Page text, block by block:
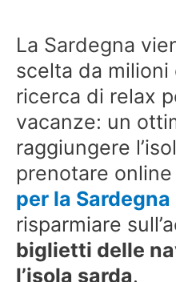
La Sardegna
scelta da
ricerca di relax
vacanze: un
raggiungere
prenotare
per la Sardegna
risparmiare
biglietti delle
l’isola sarda.